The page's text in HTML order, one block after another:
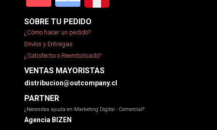
SOBRE TU PEDIDO
¿Cómo hacer un pedido?
Envíos y Entregas
¿Satisfecho o Reembolsado?
VENTAS MAYORISTAS
distribucion@outcompany.cl
PARTNER
¿Necesitas ayuda en Marketing Digital - Comercial?
Agencia BIZEN